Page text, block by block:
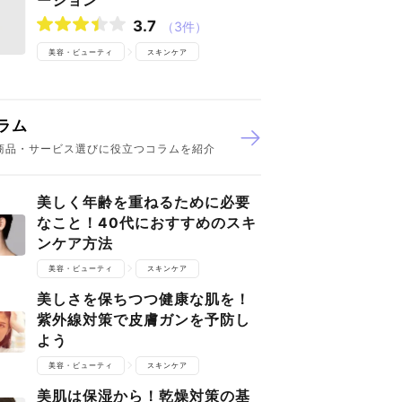
3.7 （3件）
美容・ビューティ スキンケア
ム
品・サービス選びに役立つコラムを紹介
美しく年齢を重ねるために必要
なこと！40代におすすめのスキ
ンケア方法
美容・ビューティ スキンケア
美しさを保ちつつ健康な肌を！
紫外線対策で皮膚ガンを予防し
よう
美容・ビューティ スキンケア
美肌は保湿から！乾燥対策の基